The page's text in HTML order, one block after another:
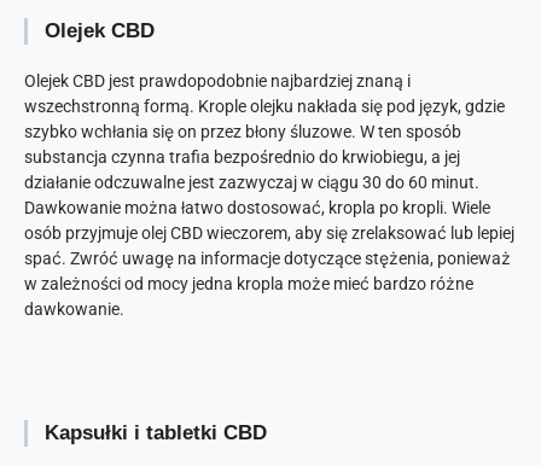
Olejek CBD
Olejek CBD jest prawdopodobnie najbardziej znaną i
wszechstronną formą. Krople olejku nakłada się pod język, gdzie
szybko wchłania się on przez błony śluzowe. W ten sposób
substancja czynna trafia bezpośrednio do krwiobiegu, a jej
działanie odczuwalne jest zazwyczaj w ciągu 30 do 60 minut.
Dawkowanie można łatwo dostosować, kropla po kropli. Wiele
osób przyjmuje olej CBD wieczorem, aby się zrelaksować lub lepiej
spać. Zwróć uwagę na informacje dotyczące stężenia, ponieważ
w zależności od mocy jedna kropla może mieć bardzo różne
dawkowanie.
Kapsułki i tabletki CBD